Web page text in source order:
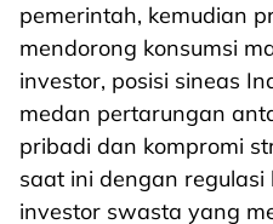
pemerintah, kemudian
mendorong konsumsi
investor, posisi sineas
medan pertarungan
pribadi dan kompromi
saat ini dengan
investor swasta yang